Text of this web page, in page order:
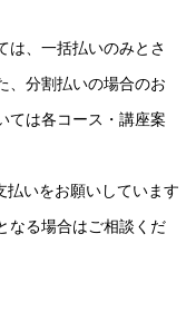
、一括払いのみとさ
、分割払いの場合のお
ては各コース・講座案
いをお願いしています
なる場合はご相談くだ